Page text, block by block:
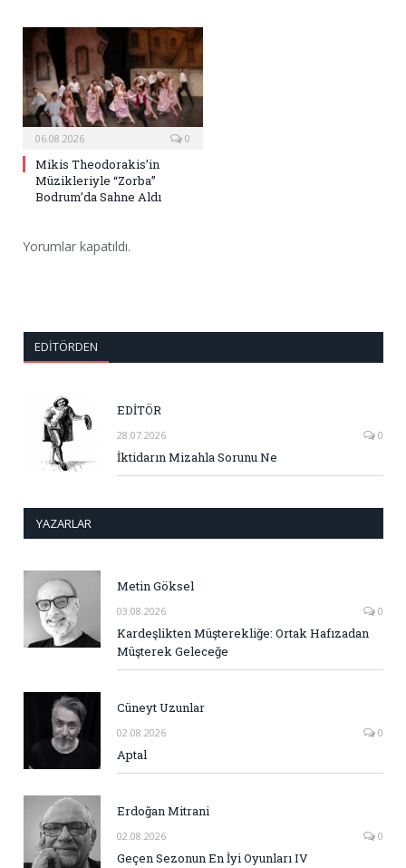
06.08.2026 0
Mikis Theodorakis’in
Müzikleriyle “Zorba”
Bodrum’da Sahne Aldı
Yorumlar kapatıldı.
EDITÖRDEN
EDİTÖR
28.07.2026 0
İktidarın Mizahla Sorunu Ne
YAZARLAR
Metin Göksel
03.08.2026 0
Kardeşlikten Müşterekliğe: Ortak Hafızadan
Müşterek Geleceğe
Cüneyt Uzunlar
02.08.2026 0
Aptal
Erdoğan Mitrani
02.08.2026 0
Geçen Sezonun En İyi Oyunları IV